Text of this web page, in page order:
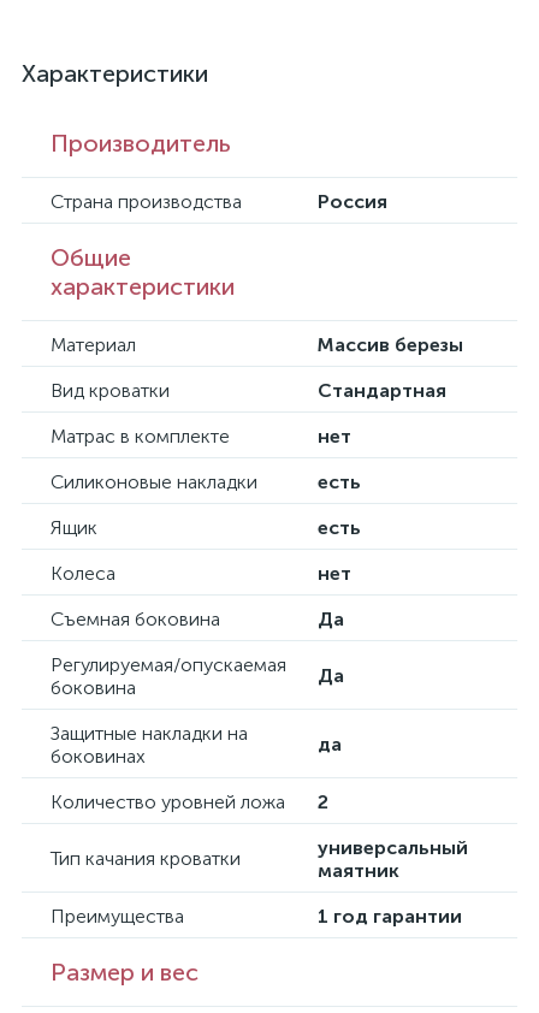
Характеристики
Производитель
Страна производства Россия
Общие
характеристики
Материал
Массив березы
Вид кроватки
Стандартная
Матрас в комплекте
нет
Силиконовые накладки
есть
Ящик
есть
Колеса
нет
Съемная боковина
Да
Регулируемая/опускаемая
боковина
Да
Защитные накладки на
боковинах
да
Количество уровней ложа 2
Тип качания кроватки
универсальный
маятник
Преимущества
1 год гарантии
Размер и вес